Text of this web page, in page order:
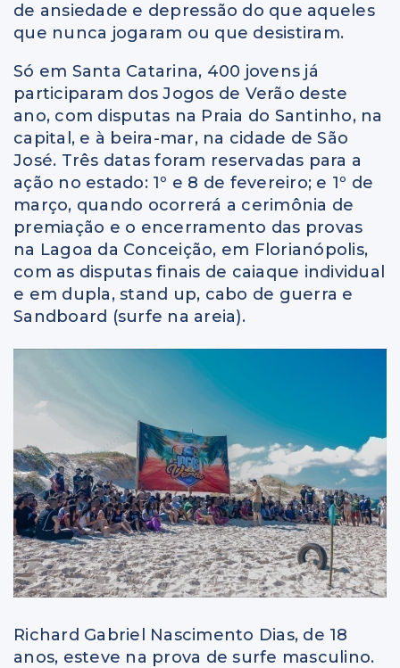
de ansiedade e depressão do que aqueles
que nunca jogaram ou que desistiram.
Só em Santa Catarina, 400 jovens já
participaram dos Jogos de Verão deste
ano, com disputas na Praia do Santinho, na
capital, e à beira-mar, na cidade de São
José. Três datas foram reservadas para a
ação no estado: 1º e 8 de fevereiro; e 1º de
março, quando ocorrerá a cerimônia de
premiação e o encerramento das provas
na Lagoa da Conceição, em Florianópolis,
com as disputas finais de caiaque individual
e em dupla, stand up, cabo de guerra e
Sandboard (surfe na areia).
Richard Gabriel Nascimento Dias, de 18
anos, esteve na prova de surfe masculino.